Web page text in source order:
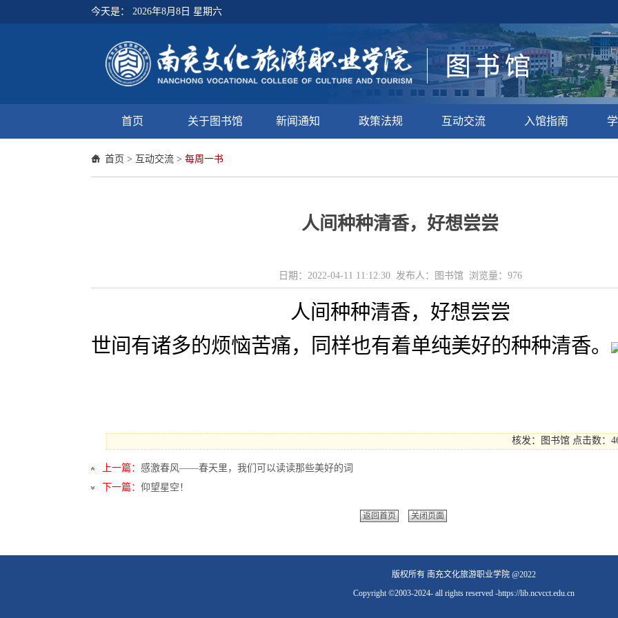
今天是： 2026年8月8日 星期六
首页 关于图书馆 新闻通知 政策法规 互动交流 入馆指南
首页 > 互动交流 > 每周一书
人间种种清香，好想尝尝
日期：2022-04-11 11:12:30 发布人：图书馆 浏览量： 976
人间种种清香，好想尝尝
世间有诸多的烦恼苦痛，同样也有着单纯美好的种种清香。
核发：图书馆 点击数：
上一篇： 感激春风——春天里，我们可以读读那些美好的词
下一篇： 仰望星空！
返回首页 关闭页面
版权所有 南充文化旅游职业学院 @2022
Copyright ©2003-2024- all rights reserved -https://lib.ncvcct.edu.cn